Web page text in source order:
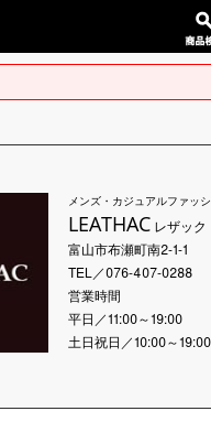
メンズ・カジュアルファッ
LEATHAC レザック
富山市布瀬町南2-1-1
TEL／076-407-0288
営業時間
平日／11:00～19:00
土日祝日／10:00～19:00